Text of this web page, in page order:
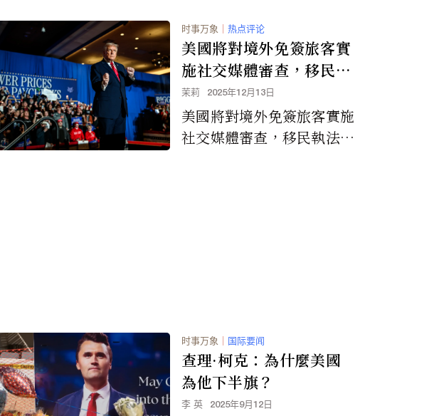
时事万象 ｜ 热点评论
美國將對境外免簽旅客實
施社交媒體審查，移民執
法力度加大
茉莉 2025年12月13日
美國將對境外免簽旅客實施
社交媒體審查，移民執法力
时事万象 ｜ 国际要闻
查理·柯克：為什麼美國
為他下半旗？
李 英 2025年9月12日